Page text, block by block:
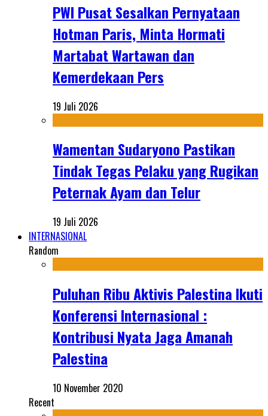
PWI Pusat Sesalkan Pernyataan
Hotman Paris, Minta Hormati
Martabat Wartawan dan
Kemerdekaan Pers
19 Juli 2026
Wamentan Sudaryono Pastikan
Tindak Tegas Pelaku yang Rugikan
Peternak Ayam dan Telur
19 Juli 2026
INTERNASIONAL
Random
Puluhan Ribu Aktivis Palestina Ikuti
Konferensi Internasional :
Kontribusi Nyata Jaga Amanah
Palestina
10 November 2020
Recent